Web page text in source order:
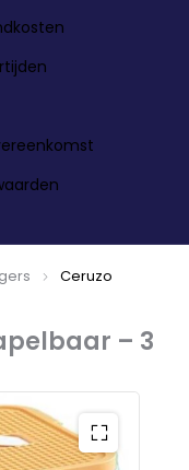
– 3
Ceruzo